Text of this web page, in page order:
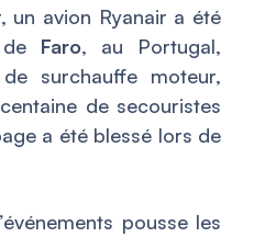
un avion Ryanair a été
Faro, au Portugal,
surchauffe moteur,
de secouristes
a été blessé lors de
pousse les